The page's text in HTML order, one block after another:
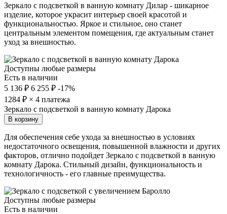
Зеркало с подсветкой в ванную комнату Дилар - шикарное
изделие, которое украсит интерьер своей красотой и
функциональностью. Яркое и стильное, оно станет
центральным элементом помещения, где актуальным станет
уход за внешностью.
Доступны любые размеры
Есть в наличии
5 136 ₽ 6 255 ₽ -17%
1284 ₽ × 4 платежа
Зеркало с подсветкой в ванную комнату Дарока
В корзину
Для обеспечения себе ухода за внешностью в условиях
недостаточного освещения, повышенной влажности и других
факторов, отлично подойдет Зеркало с подсветкой в ванную
комнату Дарока. Стильный дизайн, функциональность и
технологичность - его главные преимущества.
Доступны любые размеры
Есть в наличии